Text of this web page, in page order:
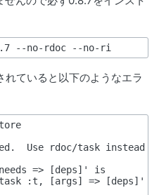
--no-rdoc --no-ri
ていると以下のようなエラ
Use rdoc/task instead
=> [deps]' is
:t, [args] => [deps]'